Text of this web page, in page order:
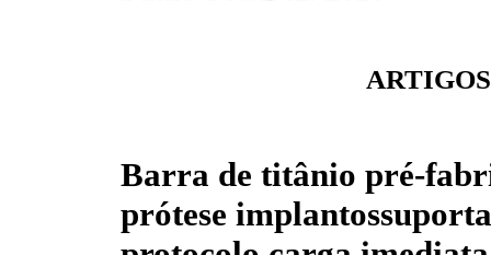
Barra de titânio pré-
prótese